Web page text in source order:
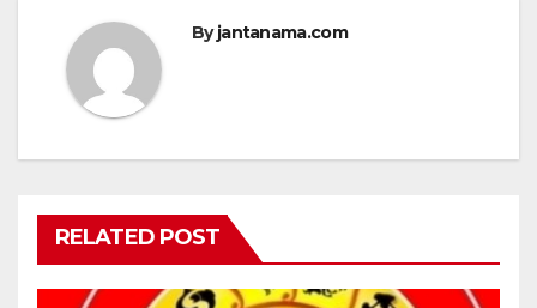
Byjantanama.com
RELATED POST